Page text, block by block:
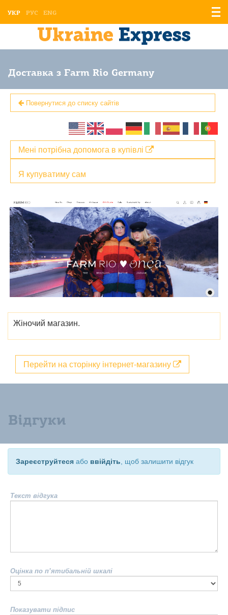
УКР РУС ENG
Доставка з Farm Rio Germany
Повернутися до списку сайтів
Я купуватиму сам
Мені потрібна допомога в купівлі
Жіночий магазин.
Перейти на сторінку інтернет-магазину
Відгуки
Зареєструйтеся або ввійдіть , щоб залишити відгук
Текст відгука
Оцінка по п’ятибальній шкалі
Показувати підпис